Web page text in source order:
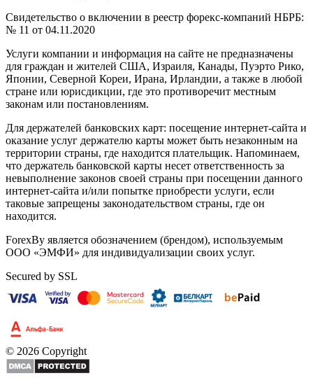
Свидетельство о включении в реестр форекс-компаний НБРБ:
№ 11 от 04.11.2020
Услуги компании и информация на сайте не предназначены
для граждан и жителей США, Израиля, Канады, Пуэрто Рико,
Японии, Северной Кореи, Ирана, Ирландии, а также в любой
стране или юрисдикции, где это противоречит местным
законам или постановлениям.
Для держателей банковских карт: посещение интернет-сайта и
оказание услуг держателю карты может быть незаконным на
территории страны, где находится плательщик. Напоминаем,
что держатель банковской карты несет ответственность за
невыполнение законов своей страны при посещении данного
интернет-сайта и/или попытке приобрести услуги, если
таковые запрещены законодательством страны, где он
находится.
ForexBy является обозначением (брендом), используемым
ООО «ЭМФИ» для индивидуализации своих услуг.
Secured by SSL
© 2026 Copyright